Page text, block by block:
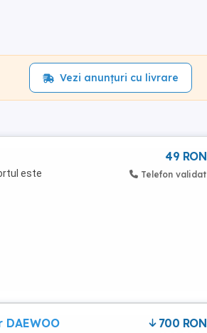
Vezi anunțuri cu livrare
este
49 RON
Telefon validat
700 RON